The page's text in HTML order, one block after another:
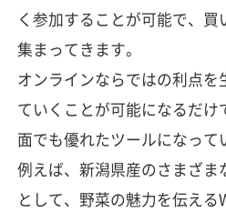
く参加することが可能で、
集まってきます。
オンラインならではの利点を
ていくことが可能になるだ
面でも優れたツールになって
例えば、新潟県産のさまざま
として、野菜の魅力を伝える